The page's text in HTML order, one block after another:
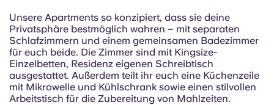
Unsere Apartments so konzipiert, dass sie deine
Privatsphäre bestmöglich wahren – mit separaten
Schlafzimmern und einem gemeinsamen Badezimmer
für euch beide. Die Zimmer sind mit Kingsize-
Einzelbetten, Residenz eigenen Schreibtisch
ausgestattet. Außerdem teilt ihr euch eine Küchenzeile
mit Mikrowelle und Kühlschrank sowie einen stilvollen
Arbeitstisch für die Zubereitung von Mahlzeiten.